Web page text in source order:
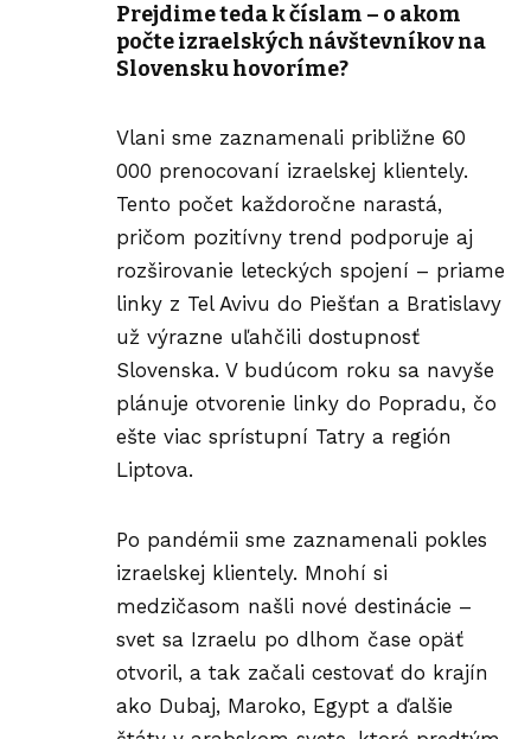
Prejdime teda k číslam – o akom
počte izraelských návštevníkov na
Slovensku hovoríme?
Vlani sme zaznamenali približne 60
000 prenocovaní izraelskej klientely.
Tento počet každoročne narastá,
pričom pozitívny trend podporuje aj
rozširovanie leteckých spojení – priame
linky z Tel Avivu do Piešťan a Bratislavy
už výrazne uľahčili dostupnosť
Slovenska. V budúcom roku sa navyše
plánuje otvorenie linky do Popradu, čo
ešte viac sprístupní Tatry a región
Liptova.
Po pandémii sme zaznamenali pokles
izraelskej klientely. Mnohí si
medzičasom našli nové destinácie –
svet sa Izraelu po dlhom čase opäť
otvoril, a tak začali cestovať do krajín
ako Dubaj, Maroko, Egypt a ďalšie